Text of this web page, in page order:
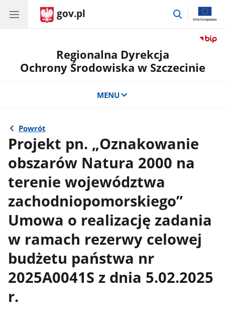
gov.pl
przejdź
Regionalna Dyrekcja
Ochrony Środowiska w Szczecinie
MENU
Powrót
Projekt pn. „Oznakowanie
obszarów Natura 2000 na
terenie województwa
zachodniopomorskiego”
Umowa o realizację zadania
w ramach rezerwy celowej
budżetu państwa nr
2025A0041S z dnia 5.02.2025
r.